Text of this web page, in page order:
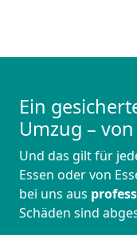
Ein
Umzug –
Und das gilt für
Essen oder von
bei uns aus
Schäden sind